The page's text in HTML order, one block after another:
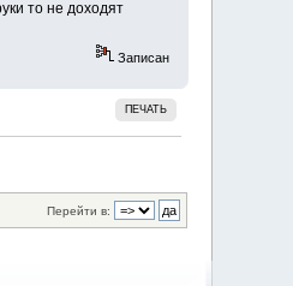
то не доходят
Записан
ПЕЧАТЬ
Перейти в: